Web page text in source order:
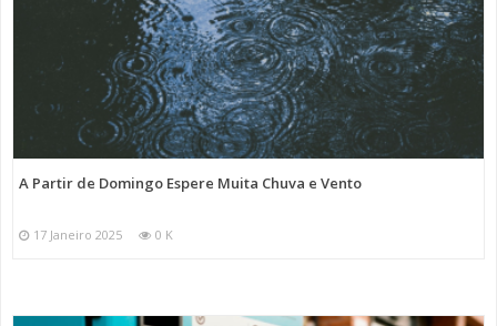
A Partir de Domingo Espere Muita Chuva e Vento
17 Janeiro 2025 0 K